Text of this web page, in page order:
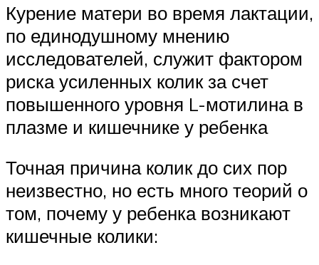
Курение матери во время лактации,
по единодушному мнению
исследователей, служит фактором
риска усиленных колик за счет
повышенного уровня L-мотилина в
плазме и кишечнике у ребенка
Точная причина колик до сих пор
неизвестно, но есть много теорий о
том, почему у ребенка возникают
кишечные колики: